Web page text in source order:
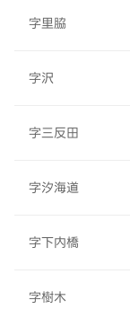
字里脇
字沢
字三反田
字汐海道
字下内橋
字樹木